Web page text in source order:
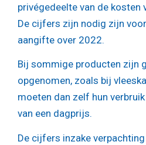
privégedeelte van de kosten
De cijfers zijn nodig zijn
aangifte over 2022.
Bij sommige producten zijn
opgenomen, zoals bij
moeten dan zelf hun
van een dagprijs.
De cijfers inzake